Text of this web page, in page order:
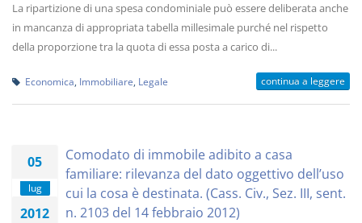
La ripartizione di una spesa condominiale può essere deliberata anche
in mancanza di appropriata tabella millesimale purché nel rispetto
della proporzione tra la quota di essa posta a carico di...
Economica Immobiliare Legale continua a leggere
05
lug
2012
Comodato di immobile adibito a casa
familiare: rilevanza del dato oggettivo dell’uso
cui la cosa è destinata. (Cass. Civ., Sez. III, sent.
n. 2103 del 14 febbraio 2012)